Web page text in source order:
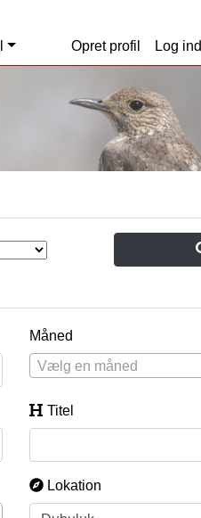
Opret profil Log ind
Måned
Vælg en måned
Titel
Lokation